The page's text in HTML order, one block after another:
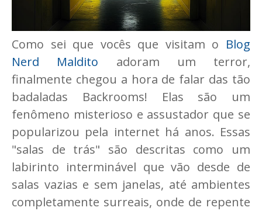
Como sei que vocês que visitam o Blog
Nerd Maldito adoram um terror,
finalmente chegou a hora de falar das tão
badaladas Backrooms! Elas são um
fenômeno misterioso e assustador que se
popularizou pela internet há anos. Essas
"salas de trás" são descritas como um
labirinto interminável que vão desde de
salas vazias e sem janelas, até ambientes
completamente surreais, onde de repente